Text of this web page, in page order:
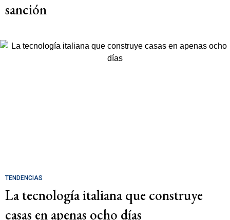
sanción
TENDENCIAS
La tecnología italiana que construye
casas en apenas ocho días